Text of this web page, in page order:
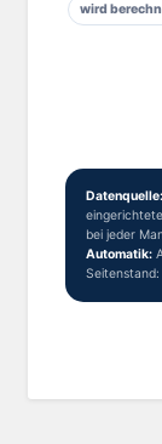
wird
Datenquelle:
bei jeder
Automatik:
Seitenstand: